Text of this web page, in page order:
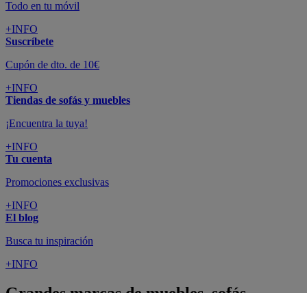
Todo en tu móvil
+INFO
Suscríbete
Cupón de dto. de 10€
+INFO
Tiendas de sofás y muebles
¡Encuentra la tuya!
+INFO
Tu cuenta
Promociones exclusivas
+INFO
El blog
Busca tu inspiración
+INFO